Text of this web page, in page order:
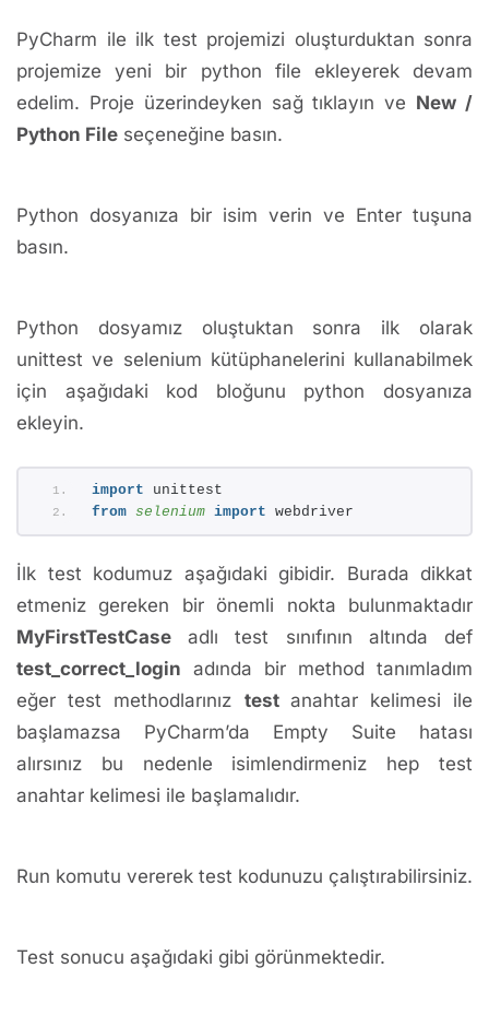
PyCharm ile ilk test projemizi oluşturduktan sonra
projemize yeni bir python file ekleyerek devam
edelim. Proje üzerindeyken sağ tıklayın ve New /
Python File seçeneğine basın.
Python dosyanıza bir isim verin ve Enter tuşuna
basın.
Python dosyamız oluştuktan sonra ilk olarak
unittest ve selenium kütüphanelerini kullanabilmek
için aşağıdaki kod bloğunu python dosyanıza
ekleyin.
import unittest
from selenium import webdriver
İlk test kodumuz aşağıdaki gibidir. Burada dikkat
etmeniz gereken bir önemli nokta bulunmaktadır
MyFirstTestCase adlı test sınıfının altında def
test_correct_login adında bir method tanımladım
eğer test methodlarınız test anahtar kelimesi ile
başlamazsa PyCharm’da Empty Suite hatası
alırsınız bu nedenle isimlendirmeniz hep test
anahtar kelimesi ile başlamalıdır.
Run komutu vererek test kodunuzu çalıştırabilirsiniz.
Test sonucu aşağıdaki gibi görünmektedir.